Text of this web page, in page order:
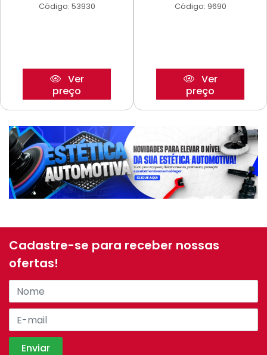
Código: 53930
Ver
preço
Código: 9690
Ver
preço
Cadastre-se para receber nossas
ofertas!